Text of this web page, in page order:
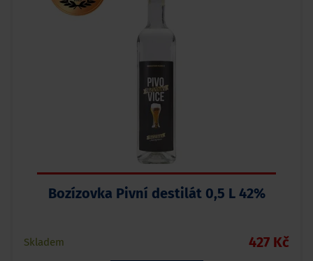
Bozízovka Pivní destilát 0,5 L 42%
Skladem 427 Kč